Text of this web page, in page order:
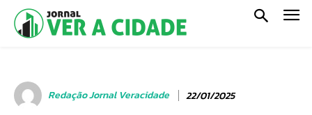
Redação Jornal Veracidade 22/01/2025